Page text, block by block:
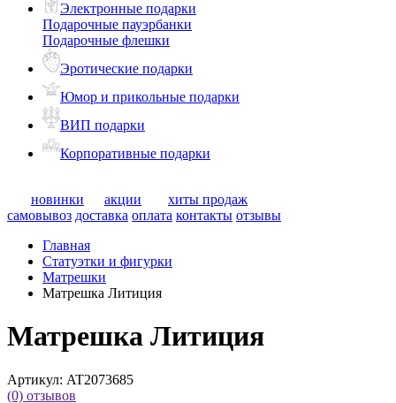
Электронные подарки
Подарочные пауэрбанки
Подарочные флешки
Эротические подарки
Юмор и прикольные подарки
ВИП подарки
Корпоративные подарки
новинки акции
хиты продаж
самовывоз доставка оплата контакты отзывы
Главная
Статуэтки и фигурки
Матрешки
Матрешка Литиция
Матрешка Литиция
Артикул: AT2073685
(0) отзывов